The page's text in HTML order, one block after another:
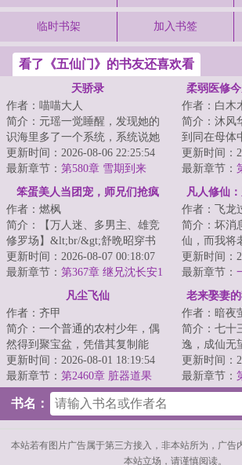
临时书架 加入书签
看了《五仙门》的书友还喜欢看
天骄录
作者：喵喵大人
简介：元瑶一觉睡醒，发现她的
识海里多了一个系统，系统说她
是《霸道仙尊狠狠宠》里面的炮
灰角色，她元瑶...
更新时间：2026-08-06 22:25:54
最新章节： 第580章 雪期到来
柔弱医修
作者：白木
简介：沐风
到同在母体
生命力。于
中就开始了
更新时间：
最新章节：
笨蛋美人当团宠，师兄们抢疯
作者：燃枫
简介：【万人迷、多男主、雄竞
修罗场】&lt;br/&gt;舒晩昭穿书
了。&lt;br/&gt;原主作恶多端，娇
纵任性。&l...
更新时间：2026-08-07 00:18:07
最新章节： 第367章 继兄沈长安1
凡人修仙
作者：飞龙
简介：坏消
仙，而我将
消息：跟老
修圣体，只
更新时间：
最新章节：
当小弟
凡尘飞仙
作者：齐甲
简介：一个普通的农村少年，偶
然得到聚宝盆，凭借其复制能
力，得到海量资源，走上修行一
途……仙路悠悠，...
更新时间：2026-08-01 18:19:54
最新章节： 第2460章 脏器道果
老来娶妻
作者：暗夜
简介：七十
逸，成仙无
了个十八岁
&lt;br/&gt;
更新时间：
最新章节：
书名：
本站若有图片广告属于第三方接入，非本站所为，广告
本站立场，请谨慎阅读。